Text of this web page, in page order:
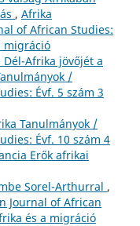
, Afrika
of African Studies:
migráció
Dél-Afrika jövőjét a
/
Évf. 5 szám 3
Tanulmányok /
Évf. 10 szám 4
Erők afrikai
Sorel-Arthurral ,
Journal of African
és a migráció